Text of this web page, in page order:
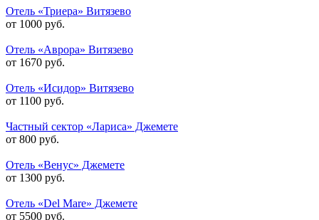
Отель «Триера» Витязево
от 1000 руб.
Отель «Аврора» Витязево
от 1670 руб.
Отель «Исидор» Витязево
от 1100 руб.
Частный сектор «Лариса» Джемете
от 800 руб.
Отель «Венус» Джемете
от 1300 руб.
Отель «Del Mare» Джемете
от 5500 руб.